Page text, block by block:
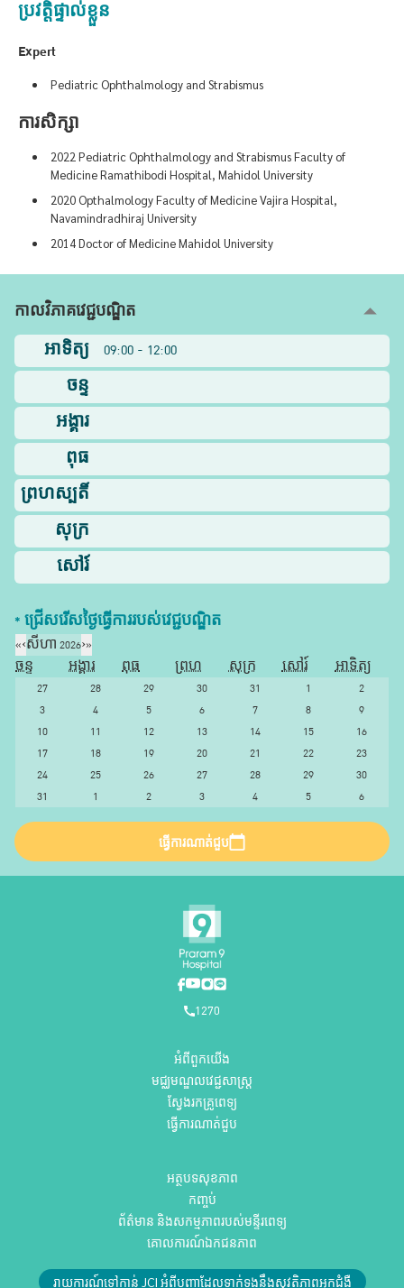
ប្រវត្តិផ្ទាល់ខ្លួន
Expert
Pediatric Ophthalmology and Strabismus
ការសិក្សា
2022 Pediatric Ophthalmology and Strabismus Faculty of
Medicine Ramathibodi Hospital, Mahidol University
2020 Opthalmology Faculty of Medicine Vajira Hospital,
Navamindradhiraj University
2014 Doctor of Medicine Mahidol University
កាលវិភាគវេជ្ជបណ្ឌិត
អាទិត្យ
09:00 - 12:00
ចន្ទ
អង្គារ
ពុធ
ព្រហស្បតិ៍
សុក្រ
សៅរ៍
* ជ្រើសរើស​ថ្ងៃ​ធ្វើការ​របស់​វេជ្ជបណ្ឌិត​
«‹សីហា 2026›»
ចន្ទ
អង្គារ ពុធ ព្រហ សុក្រ សៅរ៍
អាទិត្យ
27
28 29 30 31 1
2
3
4 5 6 7 8
9
10
11 12 13 14 15
16
17
18 19 20 21 22
23
24
25 26 27 28 29
30
31
1 2 3 4 5 6
ធ្វើការណាត់ជួប
1270
អំពីពួកយើង
មជ្ឈមណ្ឌលវេជ្ជសាស្ត្រ
ស្វែងរកគ្រូពេទ្យ
ធ្វើការណាត់ជួប
អត្ថបទសុខភាព
កញ្ចប់
ព័ត៌មាន និងសកម្មភាពរបស់មន្ទីរពេទ្យ
គោលការណ៍ឯកជនភាព
រាយការណ៍ទៅកាន់ JCI អំពីបញ្ហាដែលទាក់ទងនឹងសុវត្ថិភាពអ្នកជំងឺ